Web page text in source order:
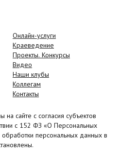
Онлайн-услуги
Краеведение
Проекты. Конкурсы
Видео
Наши клубы
Коллегам
Контакты
сайте с согласия субъектов
с 152 ФЗ «О Персональных
персональных данных в